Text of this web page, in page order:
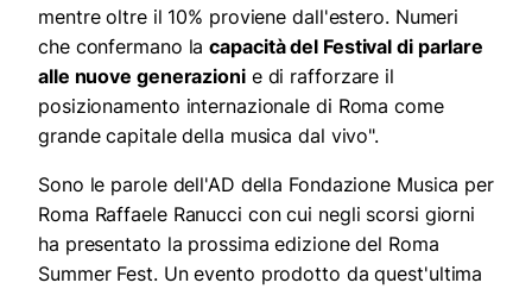
mentre oltre il 10% proviene dall'estero. Numeri
che confermano lacapacità del Festival di parlare
alle nuove generazionie di rafforzare il
posizionamento internazionale di Roma come
grande capitale della musica dal vivo".
Sono le parole dell'AD della Fondazione Musica per
Roma Raffaele Ranucci con cui negli scorsi giorni
ha presentato la prossima edizione del Roma
Summer Fest. Un evento prodotto da quest'ultima